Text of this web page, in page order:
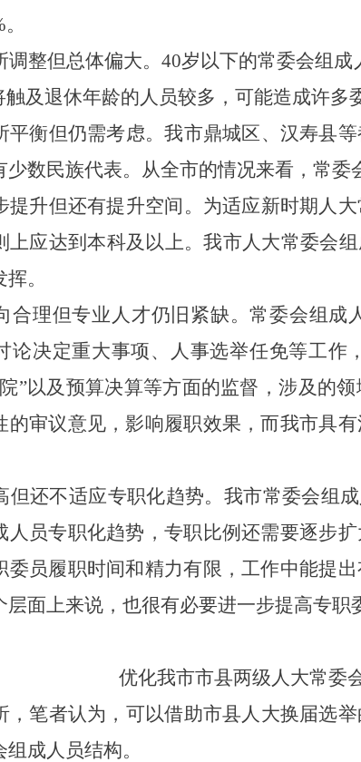
。
调整但总体偏大。40岁以下的常委会组成
触及退休年龄的人员较多，可能造成许多
平衡但仍需考虑。我市鼎城区、汉寿县
数民族代表。
从全市的情况来看，常委
提升但还有提升空间。 为适应新时期人
上应达到本科及以上。我市人大常委会
。
合理但专业人才仍旧紧缺。常委会组成
论决定重大事项、人事选举任免等工
”以及预算决算等方面的监督，涉及的
的审议意见，影响履职效果，而我市具
但还不适应专职化趋势。 我市常委会组
人员专职化趋势，专职比例还需要逐步
委员履职时间和精力有限，工作中能提
面上来说，也很有必要进一步提高专职
优化我市市县两级人大常委
，笔者认为，可以借助市县人大换届选
成人员结构。